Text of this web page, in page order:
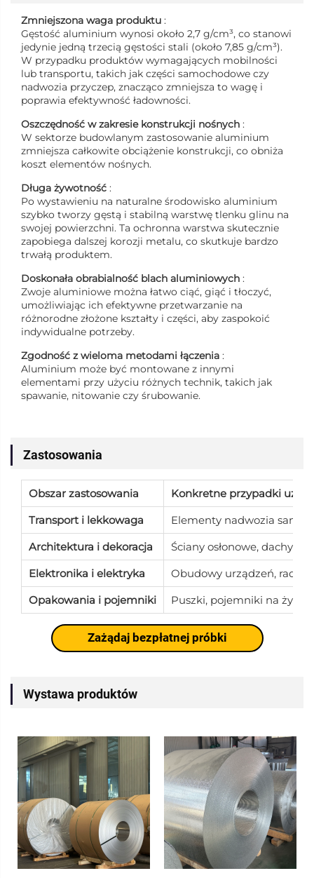
Zmniejszona waga produktu :
Gęstość aluminium wynosi około 2,7 g/cm³, co stanowi
jedynie jedną trzecią gęstości stali (około 7,85 g/cm³).
W przypadku produktów wymagających mobilności
lub transportu, takich jak części samochodowe czy
nadwozia przyczep, znacząco zmniejsza to wagę i
poprawia efektywność ładowności.
Oszczędność w zakresie konstrukcji nośnych :
W sektorze budowlanym zastosowanie aluminium
zmniejsza całkowite obciążenie konstrukcji, co obniża
koszt elementów nośnych.
Długa żywotność :
Po wystawieniu na naturalne środowisko aluminium
szybko tworzy gęstą i stabilną warstwę tlenku glinu na
swojej powierzchni. Ta ochronna warstwa skutecznie
zapobiega dalszej korozji metalu, co skutkuje bardzo
trwałą produktem.
Doskonała obrabialność blach aluminiowych :
Zwoje aluminiowe można łatwo ciąć, giąć i tłoczyć,
umożliwiając ich efektywne przetwarzanie na
różnorodne złożone kształty i części, aby zaspokoić
indywidualne potrzeby.
Zgodność z wieloma metodami łączenia :
Aluminium może być montowane z innymi
elementami przy użyciu różnych technik, takich jak
spawanie, nitowanie czy śrubowanie.
Zastosowania
Obszar zastosowania
Konkretne przypadki
Transport i lekkowaga
Elementy nadwozia
Architektura i dekoracja
Ściany osłonowe, dachy
Elektronika i elektryka
Obudowy urządzeń,
Opakowania i pojemniki
Puszki, pojemniki na
Zażądaj bezpłatnej próbki
Wystawa produktów